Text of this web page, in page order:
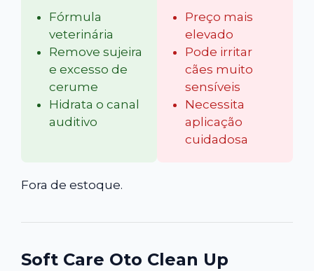
Fórmula
veterinária
Remove sujeira
e excesso de
cerume
Hidrata o canal
auditivo
Preço mais
elevado
Pode irritar
cães muito
sensíveis
Necessita
aplicação
cuidadosa
Fora de estoque.
Soft Care Oto Clean Up